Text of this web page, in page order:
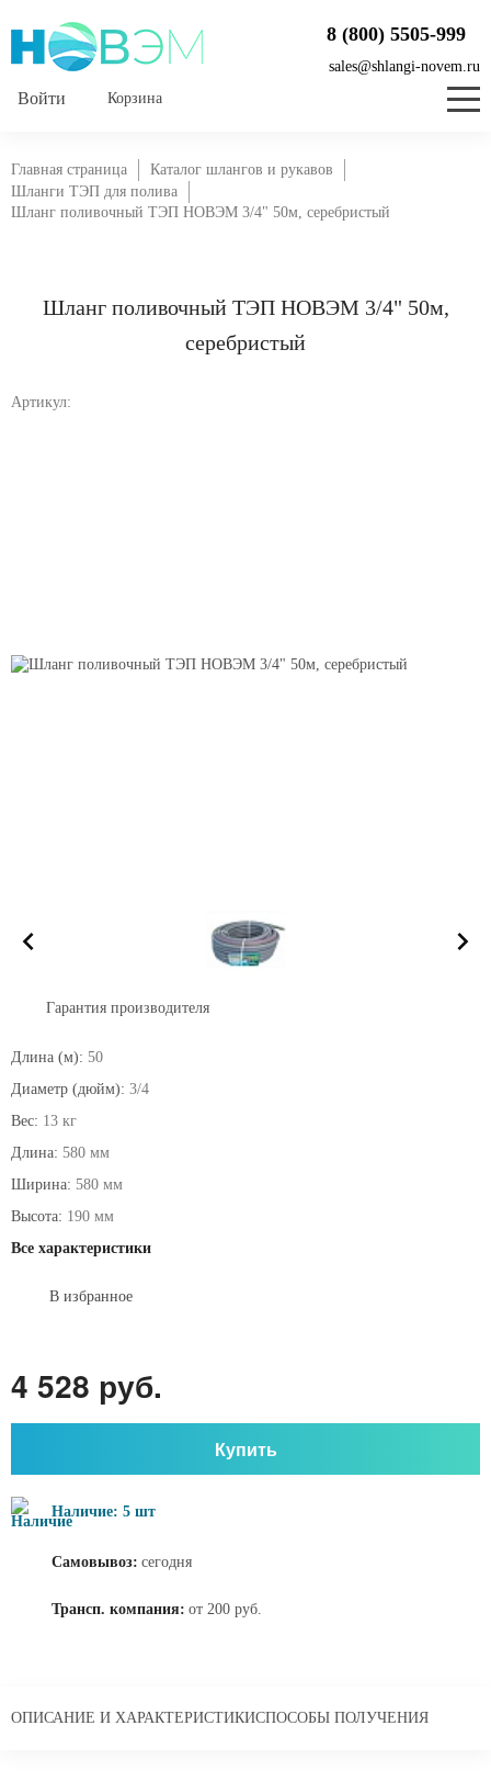
8 (800) 5505-999
sales@shlangi-novem.ru
Корзина
Главная страница
Каталог шлангов и рукавов
Шланги ТЭП для полива
Шланг поливочный ТЭП НОВЭМ 3/4" 50м, серебристый
Шланг поливочный ТЭП НОВЭМ 3/4" 50м,
серебристый
Артикул:
Гарантия производителя
Длина (м): 50
Диаметр (дюйм): 3/4
Вес: 13 кг
Длина: 580 мм
Ширина: 580 мм
Высота: 190 мм
Все характеристики
В избранное
4 528 руб.
Купить
Наличие: 5 шт
Самовывоз: сегодня
Трансп. компания: от 200 руб.
ОПИСАНИЕ И ХАРАКТЕРИСТИКИСПОСОБЫ ПОЛУЧЕНИЯ